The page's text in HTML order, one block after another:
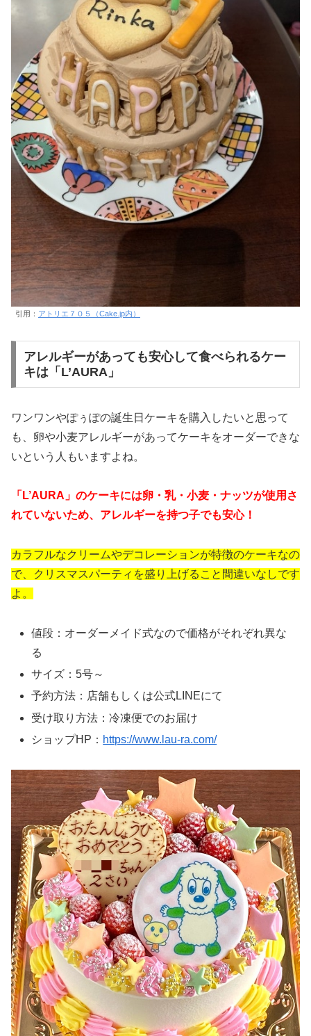
引用： アトリエ７０５（Cake.jp内）
アレルギーがあっても安心して食べられるケー
キは「L’AURA」
ワンワンやぽぅぽの誕生日ケーキを購入したいと思って
も、卵や小麦アレルギーがあってケーキをオーダーできな
いという人もいますよね。
「L’AURA」のケーキには卵・乳・小麦・ナッツが使用さ
れていないため、アレルギーを持つ子でも安心！
カラフルなクリームやデコレーションが特徴のケーキなの
で、クリスマスパーティを盛り上げること間違いなしです
よ。
値段：オーダーメイド式なので価格がそれぞれ異な
る
サイズ：5号～
予約方法：店舗もしくは公式LINEにて
受け取り方法：冷凍便でのお届け
ショップHP： https://www.lau-ra.com/